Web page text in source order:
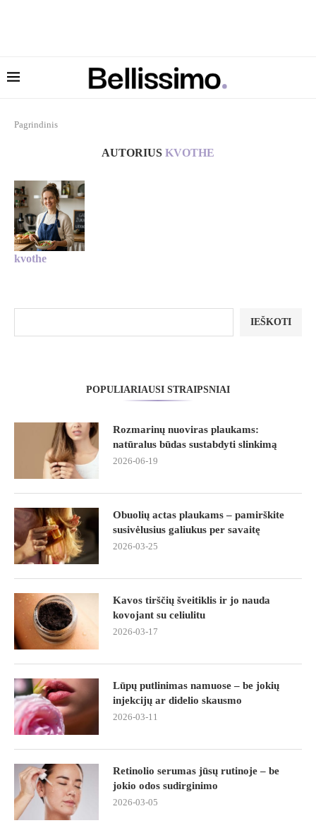
Pagrindinis
AUTORIUS KVOTHE
kvothe
IEŠKOTI
POPULIARIAUSI STRAIPSNIAI
Rozmarinų nuoviras plaukams:
natūralus būdas sustabdyti slinkimą
2026-06-19
Obuolių actas plaukams – pamirškite
susivėlusius galiukus per savaitę
2026-03-25
Kavos tirščių šveitiklis ir jo nauda
kovojant su celiulitu
2026-03-17
Lūpų putlinimas namuose – be jokių
injekcijų ar didelio skausmo
2026-03-11
Retinolio serumas jūsų rutinoje – be
jokio odos sudirginimo
2026-03-05